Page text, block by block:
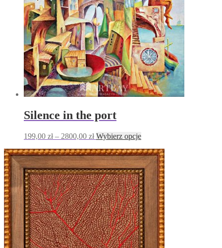
na
stronie
produktu
Silence in the port
199,00 zł – 2800,00 złZakres
od
199,00 zł
do
2800,00 zł
Wybierz opcjeTen
ma
wiele
wariantów.
Opcje
można
wybrać
na
stronie
produktu